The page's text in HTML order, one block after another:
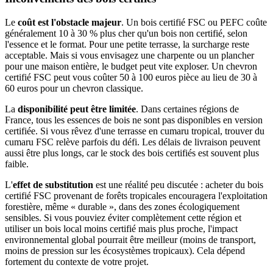
Le coût est l'obstacle majeur. Un bois certifié FSC ou PEFC coûte
généralement 10 à 30 % plus cher qu'un bois non certifié, selon
l'essence et le format. Pour une petite terrasse, la surcharge reste
acceptable. Mais si vous envisagez une charpente ou un plancher
pour une maison entière, le budget peut vite exploser. Un chevron
certifié FSC peut vous coûter 50 à 100 euros pièce au lieu de 30 à
60 euros pour un chevron classique.
La disponibilité peut être limitée. Dans certaines régions de
France, tous les essences de bois ne sont pas disponibles en version
certifiée. Si vous rêvez d'une terrasse en cumaru tropical, trouver du
cumaru FSC relève parfois du défi. Les délais de livraison peuvent
aussi être plus longs, car le stock des bois certifiés est souvent plus
faible.
L'effet de substitution est une réalité peu discutée : acheter du bois
certifié FSC provenant de forêts tropicales encouragera l'exploitation
forestière, même « durable », dans des zones écologiquement
sensibles. Si vous pouviez éviter complètement cette région et
utiliser un bois local moins certifié mais plus proche, l'impact
environnemental global pourrait être meilleur (moins de transport,
moins de pression sur les écosystèmes tropicaux). Cela dépend
fortement du contexte de votre projet.